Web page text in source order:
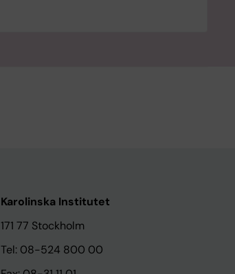
Karolinska Institutet
171 77 Stockholm
Tel: 08-524 800 00